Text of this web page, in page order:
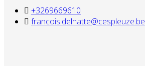
+3269669610
francois.delnatte@cespleuze.be